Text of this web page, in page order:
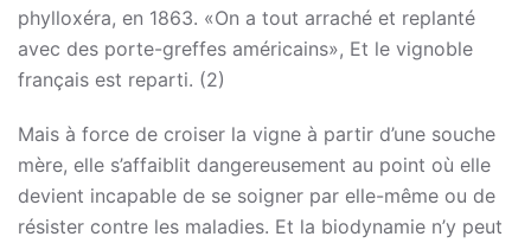
phylloxéra, en 1863. «On a tout arraché et replanté
avec des porte-greffes américains», Et le vignoble
français est reparti. (2)
Mais à force de croiser la vigne à partir d’une souche
mère, elle s’affaiblit dangereusement au point où elle
devient incapable de se soigner par elle-même ou de
résister contre les maladies. Et la biodynamie n’y peut